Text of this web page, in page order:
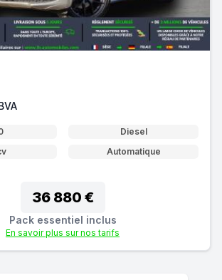
Diesel
Automatique
36 880 €
Pack essentiel inclus
En savoir plus sur nos tarifs